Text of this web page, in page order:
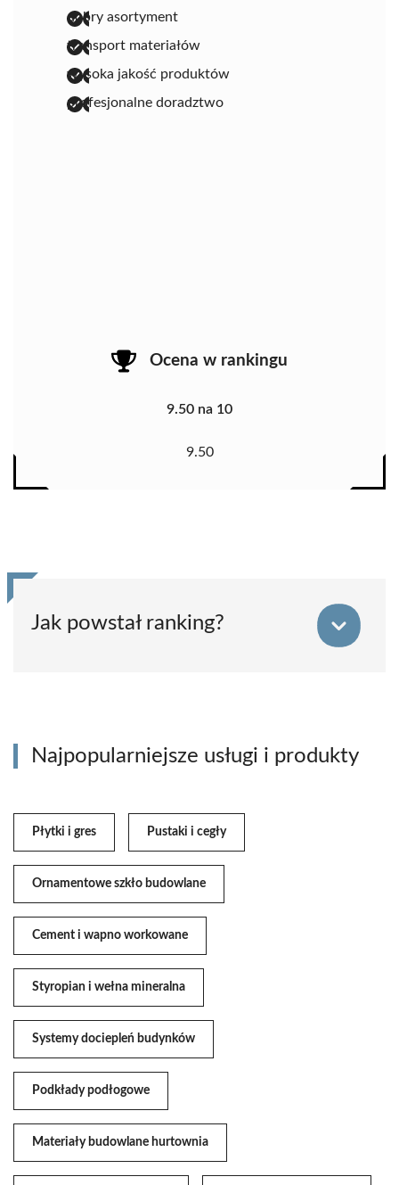
dobry asortyment
transport materiałów
wysoka jakość produktów
profesjonalne doradztwo
Ocena w rankingu
9.50 na 10
9.50
Jak powstał ranking?
Najpopularniejsze usługi i produkty
Płytki i gres Pustaki i cegły
Ornamentowe szkło budowlane
Cement i wapno workowane
Styropian i wełna mineralna
Systemy dociepleń budynków
Podkłady podłogowe
Materiały budowlane hurtownia